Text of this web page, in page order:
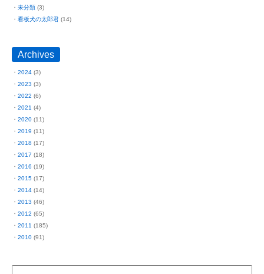
未分類 (3)
看板犬の太郎君 (14)
Archives
2024 (3)
2023 (3)
2022 (6)
2021 (4)
2020 (11)
2019 (11)
2018 (17)
2017 (18)
2016 (19)
2015 (17)
2014 (14)
2013 (46)
2012 (65)
2011 (185)
2010 (91)